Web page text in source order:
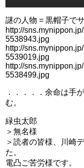
謎の人物 = 黒帽子で
http://
5538943.jpg
http://
5539019.jpg
http://
5538499.jpg
．．．．．余命は手
む。
緑虫太郎
＞無名様
＞読者の皆様、川崎
た。
電凸ご苦労様です。